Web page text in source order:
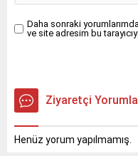
Daha sonraki
ve site adresim bu
Ziyaretçi
Henüz yorum yapılmamış.